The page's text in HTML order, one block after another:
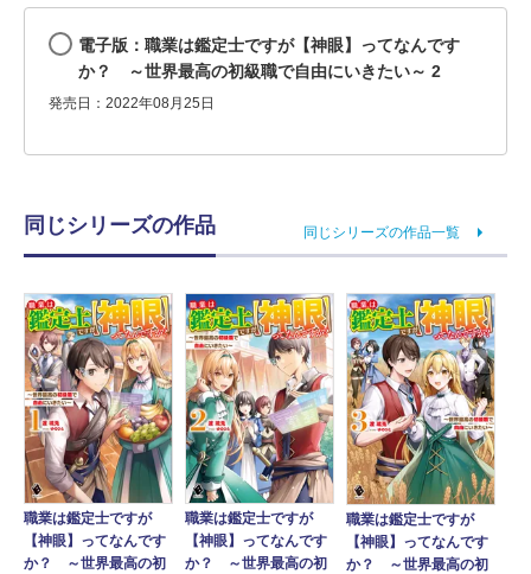
電子版：職業は鑑定士ですが【神眼】ってなんです
か？ ～世界最高の初級職で自由にいきたい～ 2
発売日：2022年08月25日
同じシリーズの作品 同じシリーズの作品一覧
職業は鑑定士ですが
【神眼】ってなんです
か？ ～世界最高の初
職業は鑑定士ですが
【神眼】ってなんです
か？ ～世界最高の初
職業は鑑定士ですが
【神眼】ってなんです
か？ ～世界最高の初